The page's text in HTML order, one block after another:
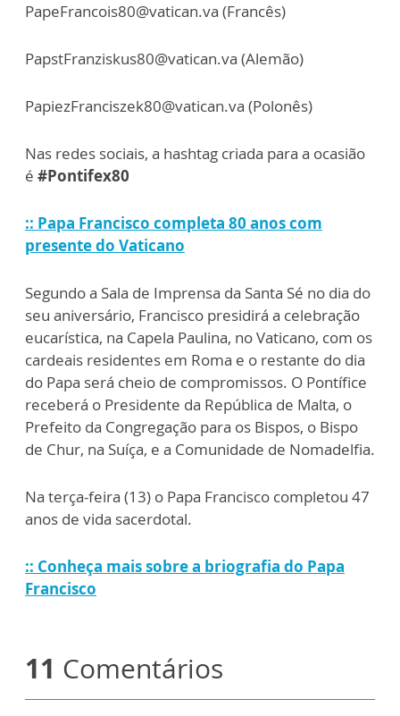
PapeFrancois80@vatican.va (Francês)
PapstFranziskus80@vatican.va (Alemão)
PapiezFranciszek80@vatican.va (Polonês)
Nas redes sociais, a hashtag criada para a ocasião
é #Pontifex80
:: Papa Francisco completa 80 anos com
presente do Vaticano
Segundo a Sala de Imprensa da Santa Sé no dia do
seu aniversário, Francisco presidirá a celebração
eucarística, na Capela Paulina, no Vaticano, com os
cardeais residentes em Roma e o restante do dia
do Papa será cheio de compromissos. O Pontífice
receberá o Presidente da República de Malta, o
Prefeito da Congregação para os Bispos, o Bispo
de Chur, na Suíça, e a Comunidade de Nomadelfia.
Na terça-feira (13) o Papa Francisco completou 47
anos de vida sacerdotal.
:: Conheça mais sobre a briografia do Papa
Francisco
11 Comentários